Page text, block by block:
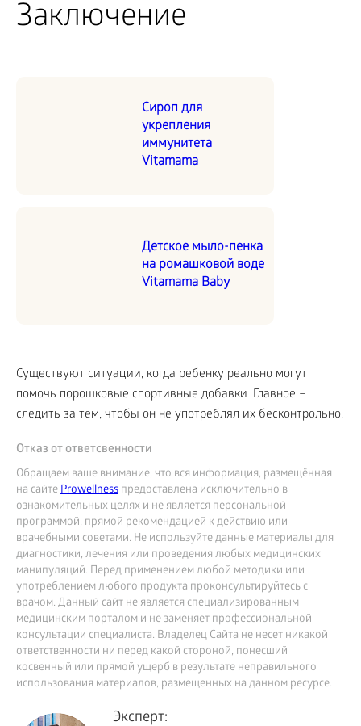
Заключение
Сироп для
укрепления
иммунитета
Vitamama
Детское мыло-пенка
на ромашковой воде
Vitamama Baby
Существуют ситуации, когда ребенку реально могут
помочь порошковые спортивные добавки. Главное –
следить за тем, чтобы он не употреблял их бесконтрольно.
Отказ от ответсвенности
Обращаем ваше внимание, что вся информация, размещённая
на сайтеProwellness предоставлена исключительно в
ознакомительных целях и не является персональной
программой, прямой рекомендацией к действию или
врачебными советами. Не используйте данные материалы для
диагностики, лечения или проведения любых медицинских
манипуляций. Перед применением любой методики или
употреблением любого продукта проконсультируйтесь с
врачом. Данный сайт не является специализированным
медицинским порталом и не заменяет профессиональной
консультации специалиста. Владелец Сайта не несет никакой
ответственности ни перед какой стороной, понесший
косвенный или прямой ущерб в результате неправильного
использования материалов, размещенных на данном ресурсе.
Эксперт: